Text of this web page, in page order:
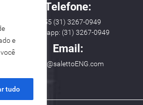
e
tudo
Telefone:
++ 55 (31) 3267-0949
Whatsapp: (31) 3267-0949
Email:
hello@salettoENG.com